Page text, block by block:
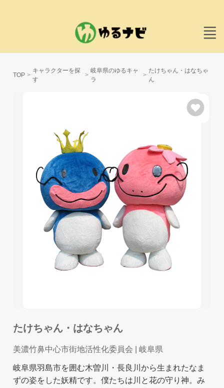
TOP
キャラクターを探
す
岐阜県のゆるキャ
ラ
たけちゃん・はなちゃ
ん
たけちゃん・はなちゃん
美濃竹鼻中心市街地活性化委員会 | 岐阜県
岐阜県羽島市を囲む木曽川・長良川から生まれたなま
ずの姿をした妖精です。僕たちは川と花の守り神。み